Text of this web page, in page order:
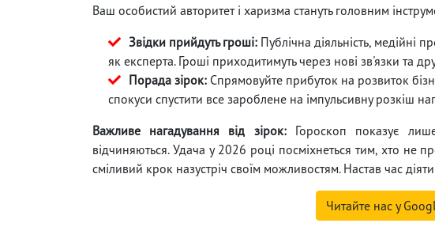
Ваш особистий авторитет і харизма стануть головним
Звідки прийдуть гроші: Публічна діяльність, медійні
як експерта. Гроші приходитимуть через нові зв'язки та
Порада зірок: Спрямовуйте прибуток на розвиток
спокуси спустити все зароблене на імпульсивну розкіш
Важливе нагадування від зірок:Гороскоп показує
відчиняються. Удача у 2026 році посміхнеться тим, хто не
сміливий крок назустріч своїм можливостям. Настав час
Читайте нас у